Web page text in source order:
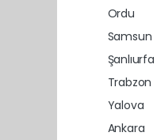
Ordu
Samsun
Şanlıurfa
Trabzon
Yalova
Ankara